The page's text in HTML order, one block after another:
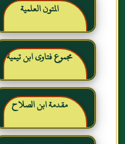
المتون العلمية
مجموع فتاوى ابن تيمية
مقدمة ابن الصلاح